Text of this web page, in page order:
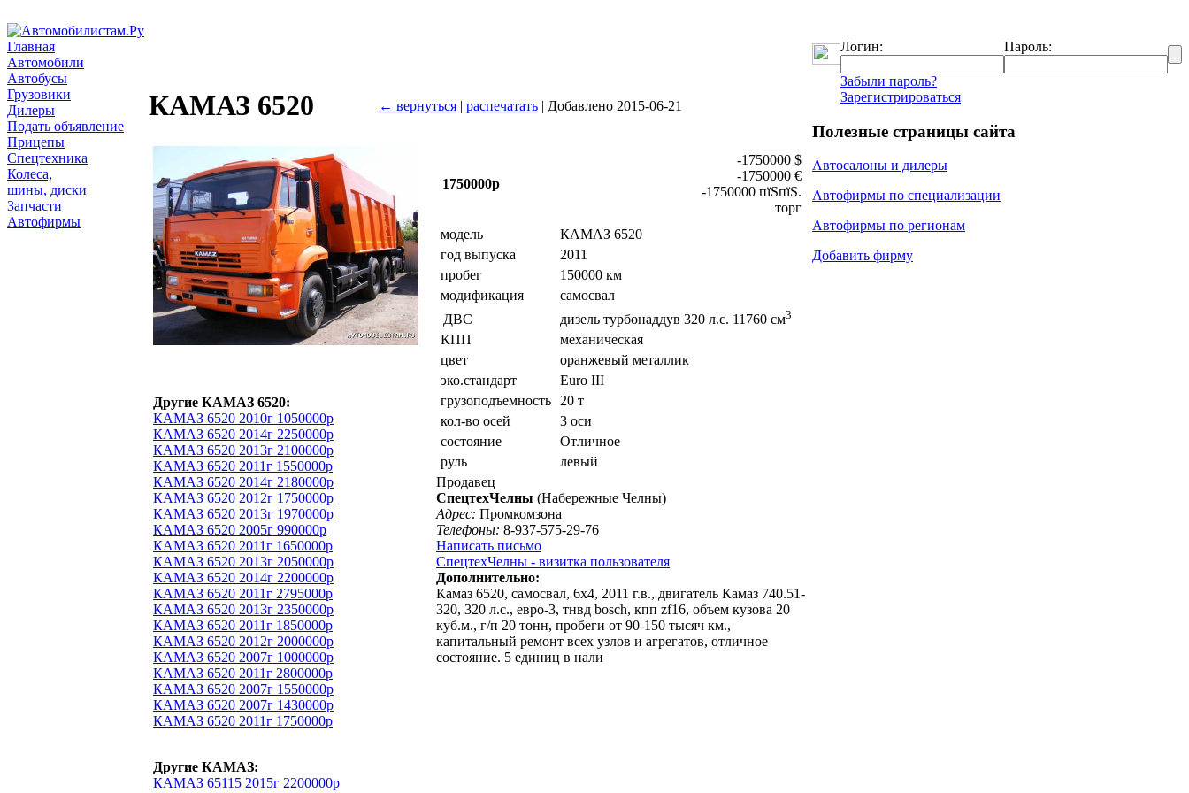
Главная
Автомобили
Автобусы
Грузовики
Дилеры
Подать объявление
Прицепы
Спецтехника
Колеса,
шины, диски
Запчасти
Автофирмы
КАМАЗ 6520 ← вернуться | распечатать | Добавлено 2015-06-21
Другие КАМАЗ 6520:
КАМАЗ 6520 2010г 1050000р
КАМАЗ 6520 2014г 2250000р
КАМАЗ 6520 2013г 2100000р
КАМАЗ 6520 2011г 1550000р
КАМАЗ 6520 2014г 2180000р
КАМАЗ 6520 2012г 1750000р
КАМАЗ 6520 2013г 1970000р
КАМАЗ 6520 2005г 990000р
КАМАЗ 6520 2011г 1650000р
КАМАЗ 6520 2013г 2050000р
КАМАЗ 6520 2014г 2200000р
КАМАЗ 6520 2011г 2795000р
КАМАЗ 6520 2013г 2350000р
КАМАЗ 6520 2011г 1850000р
КАМАЗ 6520 2012г 2000000р
КАМАЗ 6520 2007г 1000000р
КАМАЗ 6520 2011г 2800000р
КАМАЗ 6520 2007г 1550000р
КАМАЗ 6520 2007г 1430000р
КАМАЗ 6520 2011г 1750000р
Другие КАМАЗ:
КАМАЗ 65115 2015г 2200000р
1750000р
-1750000 $
-1750000 €
-1750000 пїЅпїЅ.
торг
модель
КАМАЗ 6520
год выпуска
2011
пробег
150000 км
модификация
самосвал
ДВС
дизель турбонаддув 320 л.с. 11760 см3
КПП
механическая
цвет
оранжевый металлик
эко.стандарт
Euro III
грузоподъемность
20 т
кол-во осей
3 оси
состояние
Отличное
руль
левый
Продавец
СпецтехЧелны (Набережные Челны)
Адрес: Промкомзона
Телефоны: 8-937-575-29-76
Написать письмо
СпецтехЧелны - визитка пользователя
Дополнительно:
Камаз 6520, самосвал, 6x4, 2011 г.в., двигатель Камаз 740.51-
320, 320 л.с., евро-3, тнвд bosch, кпп zf16, объем кузова 20
куб.м., г/п 20 тонн, пробеги от 90-150 тысяч км.,
капитальный ремонт всех узлов и агрегатов, отличное
состояние. 5 единиц в нали
Логин: Пароль:
Забыли пароль?
Зарегистрироваться
Полезные страницы сайта
Автосалоны и дилеры
Автофирмы по специализации
Автофирмы по регионам
Добавить фирму